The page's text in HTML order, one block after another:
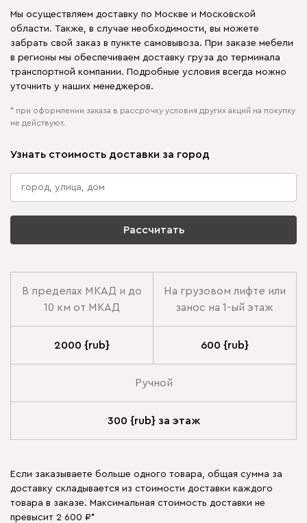
Мы осуществляем доставку по Москве и Московской
области. Также, в случае необходимости, вы можете
забрать свой заказ в пункте самовывоза. При заказе мебели
в регионы мы обеспечиваем доставку груза до терминала
транспортной компании. Подробные условия всегда можно
уточнить у наших менеджеров.
* при оформлении заказа в рассрочку условия других акций на покупку
не действуют.
Узнать стоимость доставки за город
Рассчитать
В пределах МКАД и до
10 км от МКАД
На грузовом лифте или
занос на 1-ый этаж
2000 {rub} 600 {rub}
Ручной
300 {rub} за этаж
Если заказываете больше одного товара, общая сумма за
доставку складывается из стоимости доставки каждого
товара в заказе. Максимальная стоимость доставки не
превысит 2 600 ₽*